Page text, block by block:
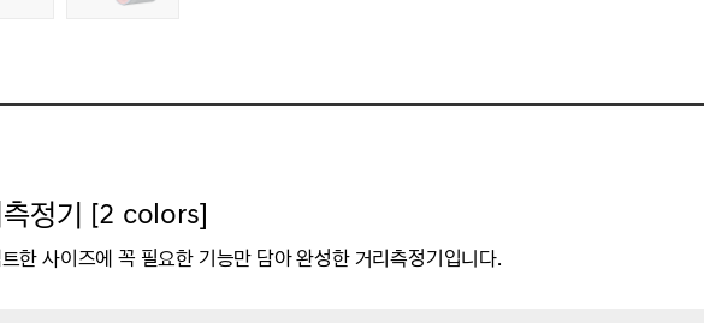
정기 [2 colors]
한 사이즈에 꼭 필요한 기능만 담아 완성한 거리측정기입니다.